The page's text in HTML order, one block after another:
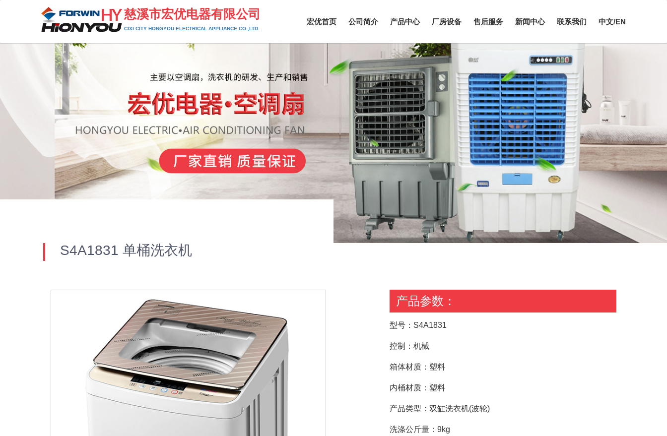
慈溪市宏优电器有限公司
CIXI CITY HONGYOU ELECTRICAL APPLIANCE CO.,LTD.
宏优首页 公司简介 产品中心 厂房设备 售后服务 新闻中心 联系我们 中文/EN
S4A1831 单桶洗衣机
产品参数：
型号：S4A1831
控制：机械
箱体材质：塑料
内桶材质：塑料
产品类型：双缸洗衣机(波轮)
洗涤公斤量：9kg